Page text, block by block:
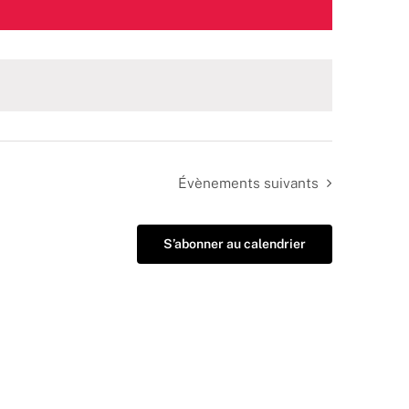
Évènements suivants
S’abonner au calendrier